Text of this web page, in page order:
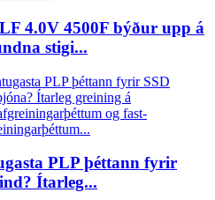
4.0V 4500F býður upp á
stigi...
PLP þéttann fyrir
Ítarleg...